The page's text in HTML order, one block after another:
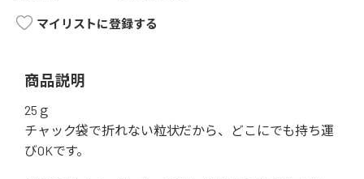
マイリストに登録する
商品説明
25ｇ
チャック袋で折れない粒状だから、どこにでも持ち運
びOKです。